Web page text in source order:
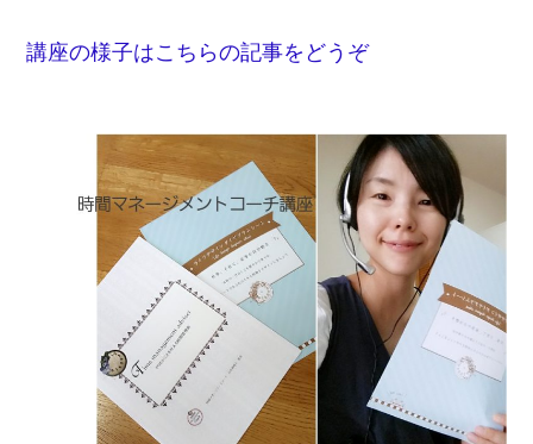
講座の様子はこちらの記事をどうぞ